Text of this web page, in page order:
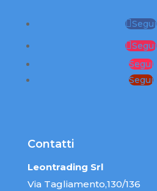
Segui
Segui
Segui
Segui
Contatti
Leontrading Srl
Via Tagliamento,130/136